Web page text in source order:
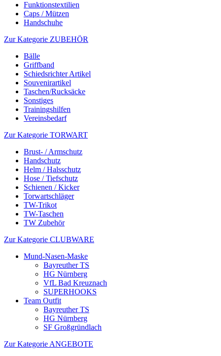
Funktionstextilien
Caps / Mützen
Handschuhe
Zur Kategorie ZUBEHÖR
Bälle
Griffband
Schiedsrichter Artikel
Souvenirartikel
Taschen/Rucksäcke
Sonstiges
Trainingshilfen
Vereinsbedarf
Zur Kategorie TORWART
Brust- / Armschutz
Handschutz
Helm / Halsschutz
Hose / Tiefschutz
Schienen / Kicker
Torwartschläger
TW-Trikot
TW-Taschen
TW Zubehör
Zur Kategorie CLUBWARE
Mund-Nasen-Maske
Bayreuther TS
HG Nürnberg
VfL Bad Kreuznach
SUPERHOOKS
Team Outfit
Bayreuther TS
HG Nürnberg
SF Großgründlach
Zur Kategorie ANGEBOTE